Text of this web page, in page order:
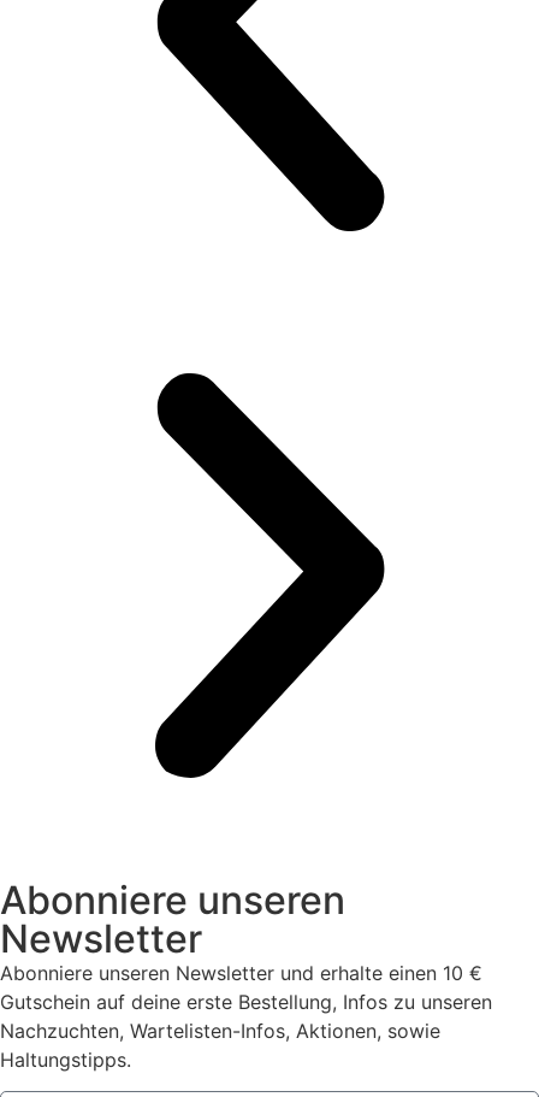
Abonniere unseren
Newsletter
Abonniere unseren Newsletter und erhalte einen 10 €
Gutschein auf deine erste Bestellung, Infos zu unseren
Nachzuchten, Wartelisten-Infos, Aktionen, sowie
Haltungstipps.